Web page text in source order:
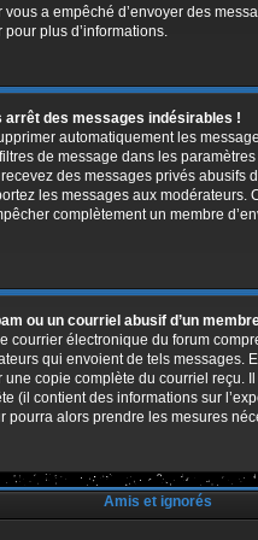
vous a empêché d’envoyer des
pour plus d’informations.
arrêt des messages indésirables !
automatiquement les
de message dans les
des messages privés abusifs
les messages aux modérateurs.
complètement un membre
ou un courriel abusif d’un
courrier électronique du forum
qui envoient de tels messages.
une copie complète du courriel reçu.
(il contient des informations sur
pourra alors prendre les mesures
Amis et ignorés